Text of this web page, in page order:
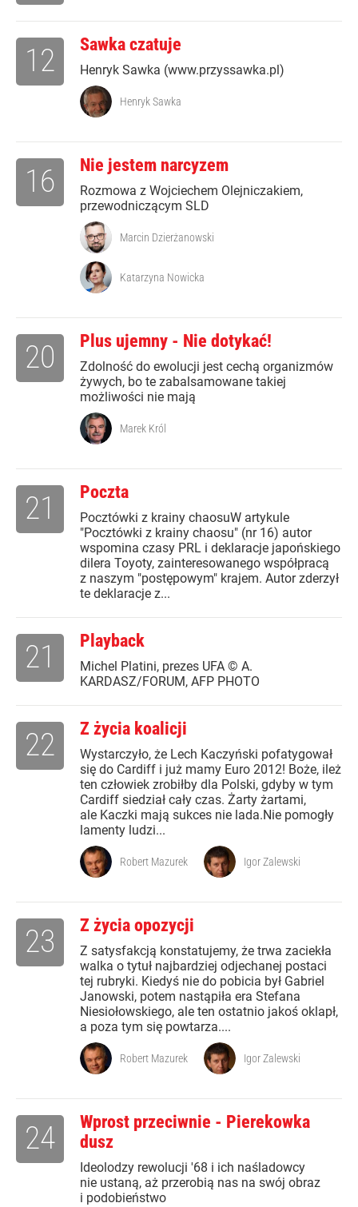
Sawka czatuje
Henryk Sawka (www.przyssawka.pl)
12
Henryk Sawka
Nie jestem narcyzem
Rozmowa z Wojciechem Olejniczakiem,
przewodniczącym SLD
16
Marcin Dzierżanowski
Katarzyna Nowicka
Plus ujemny - Nie dotykać!
Zdolność do ewolucji jest cechą organizmów
żywych, bo te zabalsamowane takiej
możliwości nie mają
20
Marek Król
Poczta
Pocztówki z krainy chaosuW artykule
"Pocztówki z krainy chaosu" (nr 16) autor
wspomina czasy PRL i deklaracje japońskiego
dilera Toyoty, zainteresowanego współpracą
z naszym "postępowym" krajem. Autor zderzył
te deklaracje z...
21
Playback
Michel Platini, prezes UFA © A.
KARDASZ/FORUM, AFP PHOTO
21
Z życia koalicji
Wystarczyło, że Lech Kaczyński pofatygował
się do Cardiff i już mamy Euro 2012! Boże, ileż
ten człowiek zrobiłby dla Polski, gdyby w tym
Cardiff siedział cały czas. Żarty żartami,
ale Kaczki mają sukces nie lada.Nie pomogły
lamenty ludzi...
22
Robert Mazurek Igor Zalewski
Z życia opozycji
Z satysfakcją konstatujemy, że trwa zaciekła
walka o tytuł najbardziej odjechanej postaci
tej rubryki. Kiedyś nie do pobicia był Gabriel
Janowski, potem nastąpiła era Stefana
Niesiołowskiego, ale ten ostatnio jakoś oklapł,
a poza tym się powtarza....
23
Robert Mazurek Igor Zalewski
Wprost przeciwnie - Pierekowka
dusz
Ideolodzy rewolucji '68 i ich naśladowcy
nie ustaną, aż przerobią nas na swój obraz
i podobieństwo
24